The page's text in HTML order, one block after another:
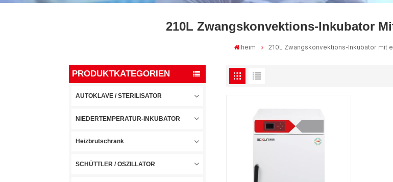
210L Zwangskonvektions-Inkubator
heim 210L Zwangskonvektions-Inkubator mit
PRODUKTKATEGORIEN
AUTOKLAVE / STERILISATOR
NIEDERTEMPERATUR-INKUBATOR
Heizbrutschrank
SCHÜTTLER / OSZILLATOR